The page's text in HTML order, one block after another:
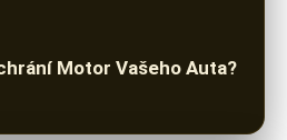
Motor Vašeho Auta?